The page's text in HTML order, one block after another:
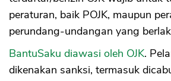
peraturan, baik POJK, maupun
perundang-undangan yang
BantuSaku diawasi oleh OJK.
dikenakan sanksi, termasuk